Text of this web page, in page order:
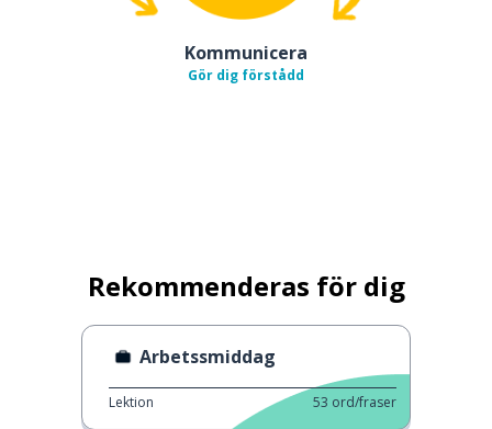
Kommunicera
Gör dig förstådd
Rekommenderas för dig
Arbetssmiddag
Lektion 53 ord/fraser